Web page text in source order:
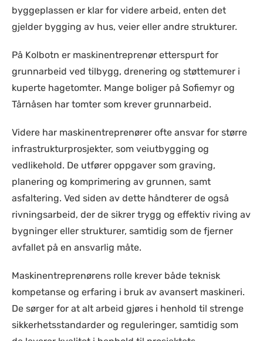
byggeplassen er klar for videre arbeid, enten det
gjelder bygging av hus, veier eller andre strukturer.
På Kolbotn er maskinentreprenør etterspurt for
grunnarbeid ved tilbygg, drenering og støttemurer i
kuperte hagetomter. Mange boliger på Sofiemyr og
Tårnåsen har tomter som krever grunnarbeid.
Videre har maskinentreprenører ofte ansvar for større
infrastrukturprosjekter, som veiutbygging og
vedlikehold. De utfører oppgaver som graving,
planering og komprimering av grunnen, samt
asfaltering. Ved siden av dette håndterer de også
rivningsarbeid, der de sikrer trygg og effektiv riving av
bygninger eller strukturer, samtidig som de fjerner
avfallet på en ansvarlig måte.
Maskinentreprenørens rolle krever både teknisk
kompetanse og erfaring i bruk av avansert maskineri.
De sørger for at alt arbeid gjøres i henhold til strenge
sikkerhetsstandarder og reguleringer, samtidig som